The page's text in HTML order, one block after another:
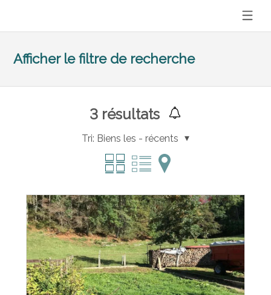
Afficher le filtre de recherche
3 résultats
Tri: Biens les - récents